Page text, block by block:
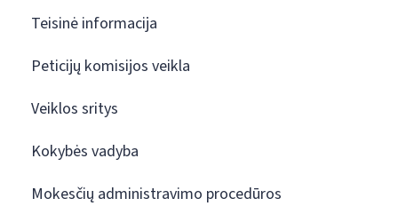
Teisinė informacija
Peticijų komisijos veikla
Veiklos sritys
Kokybės vadyba
Mokesčių administravimo procedūros